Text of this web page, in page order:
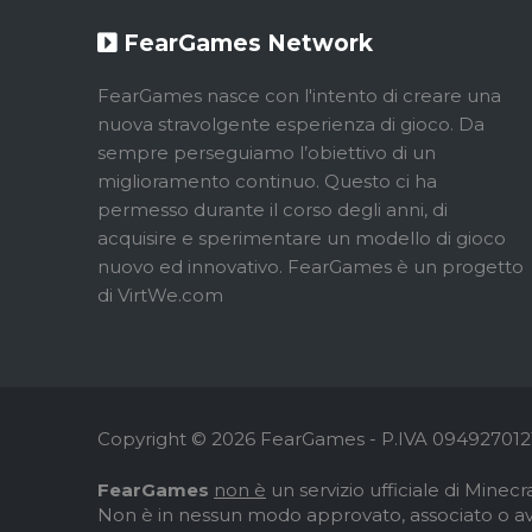
FearGames Network
FearGames nasce con l'intento di creare una
nuova stravolgente esperienza di gioco. Da
sempre perseguiamo l’obiettivo di un
miglioramento continuo. Questo ci ha
permesso durante il corso degli anni, di
acquisire e sperimentare un modello di gioco
nuovo ed innovativo. FearGames è un progetto
di VirtWe.com
Copyright © 2026 FearGames - P.IVA
FearGames non è un servizio ufficiale di
Non è in nessun modo approvato, associato o